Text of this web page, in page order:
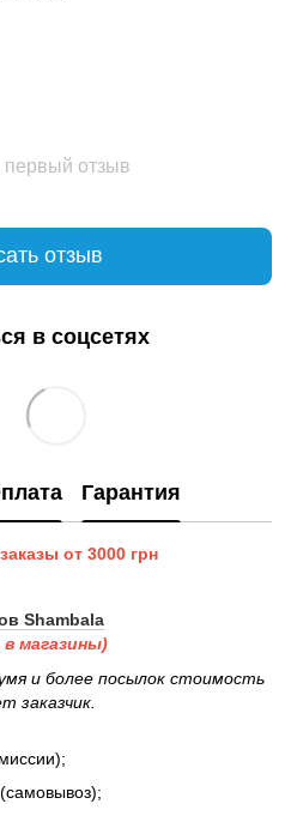
первый отзыв
отзыв
в соцсетях
Гарантия
от 3000 грн
Shambala
магазины)
и более посылок стоимость
заказчик.
(самовывоз);